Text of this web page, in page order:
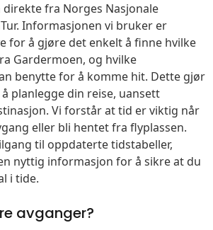
fra Norges Nasjonale
Informasjonen vi bruker er
for å gjøre det enkelt å finne hvilke
Gardermoen, og hvilke
benytte for å komme hit. Dette gjør
planlegge din reise, uansett
Vi forstår at tid er viktig når
eller bli hentet fra flyplassen.
til oppdaterte tidstabeller,
nyttig informasjon for å sikre at du
i tide.
avganger?